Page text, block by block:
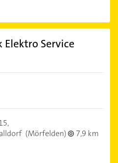
Service
(Mörfelden)
7,9 km